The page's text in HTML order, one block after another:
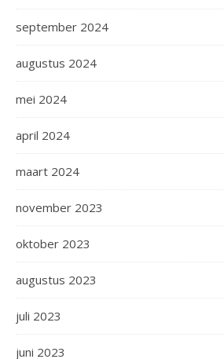
september 2024
augustus 2024
mei 2024
april 2024
maart 2024
november 2023
oktober 2023
augustus 2023
juli 2023
juni 2023